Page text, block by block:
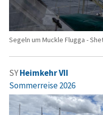
Segeln um Muckle Flugga -
SYHeimkehr VII
Sommerreise 2026